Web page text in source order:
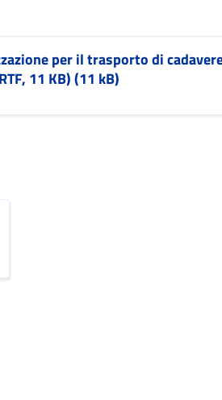
per il trasporto di
11 KB) (11 kB)